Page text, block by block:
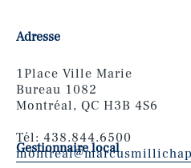
Adresse
1Place Ville Marie
Bureau 1082
Montréal, QC H3B 4S6
Tél: 438.844.6500
Gestionnaire local